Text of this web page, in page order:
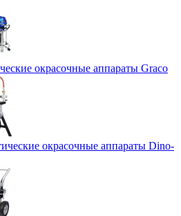
окрасочные аппараты Graco
окрасочные аппараты Dino-